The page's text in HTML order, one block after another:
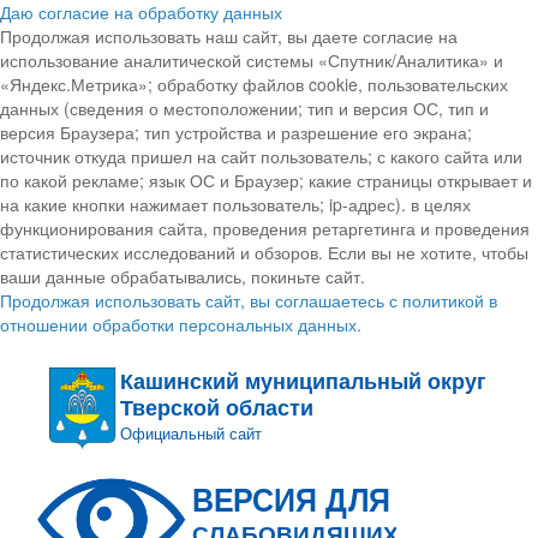
Даю согласие на обработку данных
Продолжая использовать наш сайт, вы даете согласие на
использование аналитической системы «Спутник/Аналитика» и
«Яндекс.Метрика»; обработку файлов cookie, пользовательских
данных (сведения о местоположении; тип и версия ОС, тип и
версия Браузера; тип устройства и разрешение его экрана;
источник откуда пришел на сайт пользователь; с какого сайта или
по какой рекламе; язык ОС и Браузер; какие страницы открывает и
на какие кнопки нажимает пользователь; ip-адрес). в целях
функционирования сайта, проведения ретаргетинга и проведения
статистических исследований и обзоров. Если вы не хотите, чтобы
ваши данные обрабатывались, покиньте сайт.
Продолжая использовать сайт, вы соглашаетесь с политикой в
отношении обработки персональных данных.